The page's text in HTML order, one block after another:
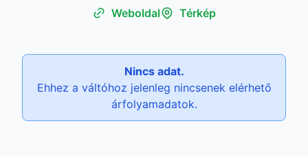
Weboldal Térkép
Nincs adat.
Ehhez a váltóhoz jelenleg nincsenek elérhető
árfolyamadatok.